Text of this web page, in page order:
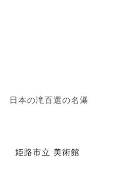
日本の滝百選の名瀑
姫路市立 美術館